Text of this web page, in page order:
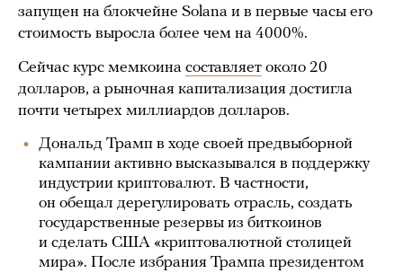
запущен на блокчейне Solana и в первые часы его
стоимость выросла более чем на 4000%.
Сейчас курс мемкоина составляет около 20
долларов, а рыночная капитализация достигла
почти четырех миллиардов долларов.
Дональд Трамп в ходе своей предвыборной
кампании активно высказывался в поддержку
индустрии криптовалют. В частности,
он обещал дерегулировать отрасль, создать
государственные резервы из биткоинов
и сделать США «криптовалютной столицей
мира». После избрания Трампа президентом